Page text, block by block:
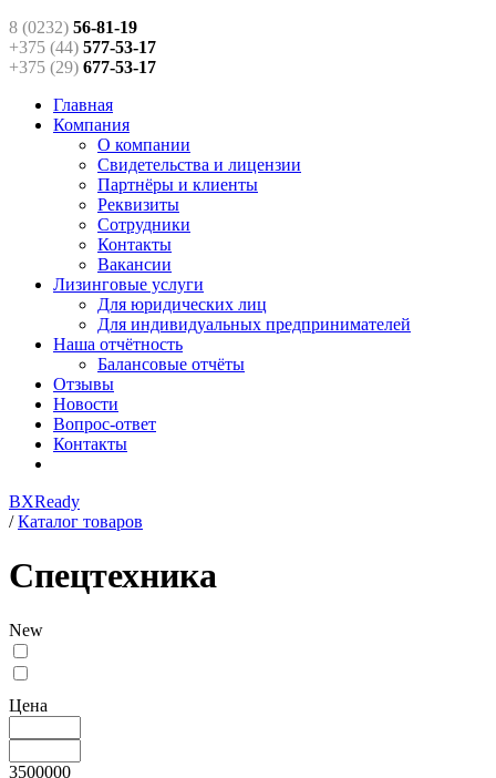
8 (0232) 56-81-19
+375 (44) 577-53-17
+375 (29) 677-53-17
Главная
Компания
О компании
Свидетельства и лицензии
Партнёры и клиенты
Реквизиты
Сотрудники
Контакты
Вакансии
Лизинговые услуги
Для юридических лиц
Для индивидуальных предпринимателей
Наша отчётность
Балансовые отчёты
Отзывы
Новости
Вопрос-ответ
Контакты
BXReady
/ Каталог товаров
Спецтехника
New
Цена
3500000